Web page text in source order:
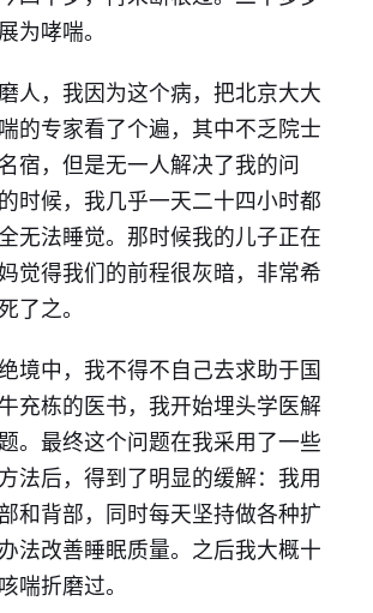
为哮喘。
人，我因为这个病，把北京大大
的专家看了个遍，其中不乏院士
宿，但是无一人解决了我的问
时候，我几乎一天二十四小时都
无法睡觉。那时候我的儿子正在
觉得我们的前程很灰暗，非常希
了之。
境中，我不得不自己去求助于国
充栋的医书，我开始埋头学医解
。最终这个问题在我采用了一些
法后，得到了明显的缓解：我用
和背部，同时每天坚持做各种扩
法改善睡眠质量。之后我大概十
喘折磨过。